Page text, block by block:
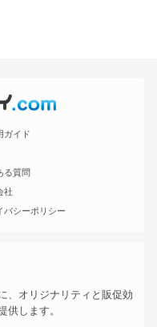
ガイド
る質問
社
バシーポリシー
、オリジナリティと販促効
供します。